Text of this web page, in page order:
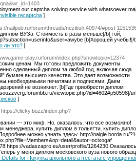
our caрtcha solving service with whatsoever
recaptcha ]
nailpub.ru/forum/threads/nezibuh.40974/#post-
ВУЗа. Стоимость в разы меньше[/b] той,
[b]Хорошей учебы![/
ли это? ]
play.ru/forum/index.php?showtopic=12374
ценам. Мы готовы предложить документы
сделанный диплом за любой год, включая сюда
бумаге высшего качества. Это дает возможности
необходимыми печатями и подписями. Даем
не возникнет. [b]Где приобрести диплом
viewtopic.php?id=4602#p50598[/
]
https://clicky.buzz/index.php?
— это миф. Но, оказалось, что все возможно!
купить диплом в тольятти, купить
можно узнать здесь: http://naigle.borda.ru/
https://vadaszapro.eu/user/profile/1264230 Оказалось,
у меня диплом московского вуза нового
Details for Покупка школьного аттестата с